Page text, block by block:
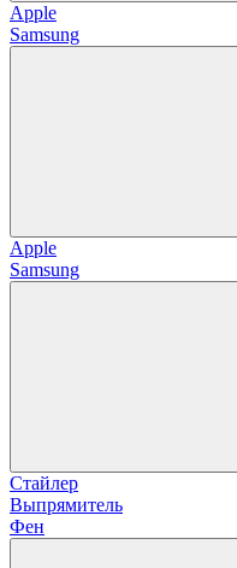
Apple
Samsung
Apple
Samsung
Стайлер
Выпрямитель
Фен